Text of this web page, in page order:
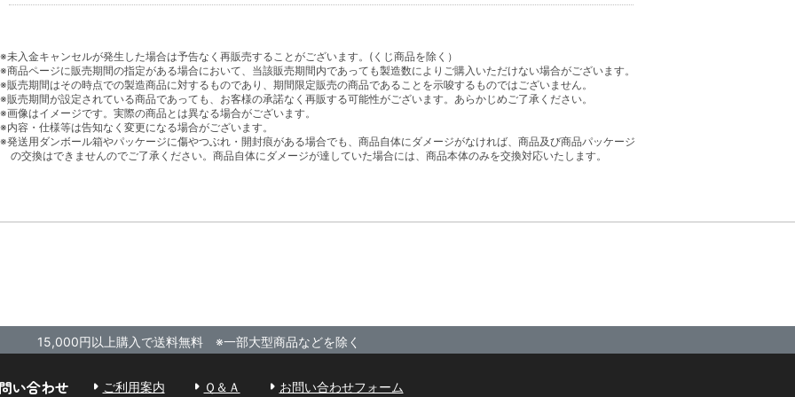
※未入金キャンセルが発生した場合は予告なく再販売することがございます。(くじ商品を除く）
※商品ページに販売期間の指定がある場合において、当該販売期間内であっても製造数によりご購入いただけない場合がございます。
※販売期間はその時点での製造商品に対するものであり、期間限定販売の商品であることを示唆するものではございません。
※販売期間が設定されている商品であっても、お客様の承諾なく再販する可能性がございます。あらかじめご了承ください。
※画像はイメージです。実際の商品とは異なる場合がございます。
※内容・仕様等は告知なく変更になる場合がございます。
※発送用ダンボール箱やパッケージに傷やつぶれ・開封痕がある場合でも、商品自体にダメージがなければ、商品及び商品パッケージ
の交換はできませんのでご了承ください。商品自体にダメージが達していた場合には、商品本体のみを交換対応いたします。
15,000円以上購入で送料無料 ※一部大型商品などを除く
い合わせ ご利用案内 Ｑ＆Ａ お問い合わせフォーム